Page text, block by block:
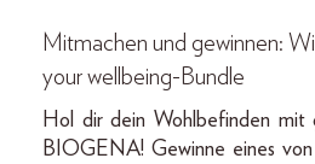
Mitmachen und gewinnen:
your wellbeing-Bundle
Hol dir dein Wohlbefinden
BIOGENA! Gewinne eines